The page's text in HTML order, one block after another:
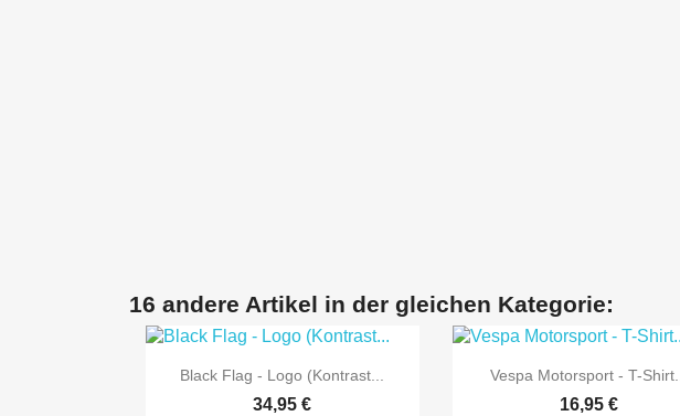
16 andere Artikel in der gleichen Kategorie:
 Vorschau
Black Flag - Logo (Kontrast...
34,95 €
 Vorschau
Vespa Motorsport - T-Shirt...
16,95 €